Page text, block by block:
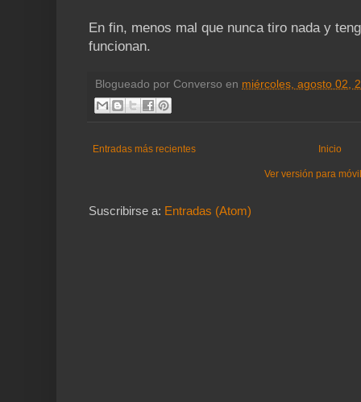
En fin, menos mal que nunca tiro nada y
funcionan.
Blogueado por Converso en miércoles, agosto 02,
Entradas más recientes Inicio
Ver versión para
Suscribirse a: Entradas (Atom)